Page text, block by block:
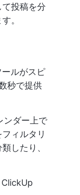
投稿を分
。
ルがスピ
秒で提供
ンダー上で
ィルタリ
したり、
ClickUp